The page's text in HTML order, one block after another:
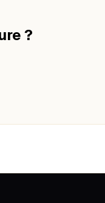
?